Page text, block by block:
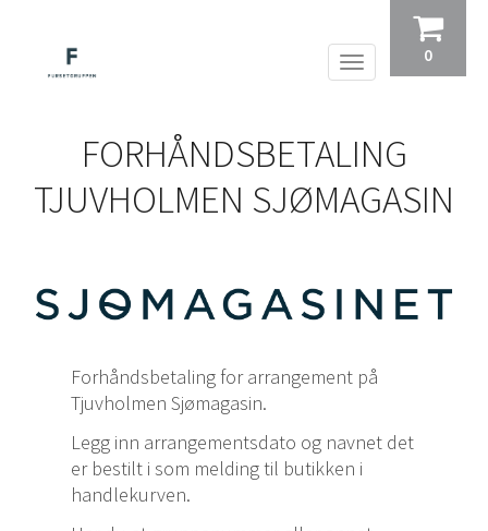
0
FORHÅNDSBETALING
TJUVHOLMEN SJØMAGASIN
Forhåndsbetaling for arrangement på
Tjuvholmen Sjømagasin.
Legg inn arrangementsdato og navnet det
er bestilt i som melding til butikken i
handlekurven.